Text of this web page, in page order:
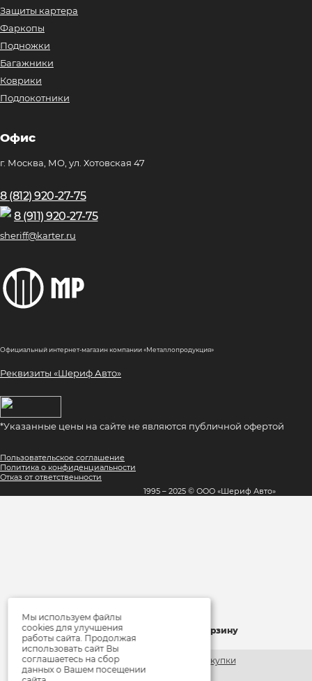
Защиты картера
Фаркопы
Подножки
Багажники
Коврики
Подлокотники
Офис
г. Москва, МО, ул. Хотовская 47
8 (812) 920-27-75
8 (911) 920-27-75
sheriff@karter.ru
Официальный интернет-магазин компании «Металлопродукция»
Реквизиты «Шериф Авто»
*Указанные цены на сайте не являются публичной офертой
Пользовательское соглашение
Политика о конфиденциальности
Отказ от ответственности
1995 – 2025 © ООО «Шериф Авто»
Мы используем файлы
cookies для улучшения
работы сайта. Продолжая
использовать сайт Вы
соглашаетесь на сбор
данных о Вашем посещении
×
Товар добавлен в корзину
Продолжить покупки